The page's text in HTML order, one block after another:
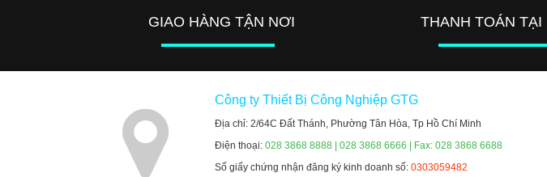
GIAO HÀNG TẬN NƠI THANH TOÁN TẠI
Công ty Thiết Bị Công Nghiệp GTG
Địa chỉ: 2/64C Đất Thánh, Phường Tân Hòa, Tp Hồ Chí Minh
Điện thoại:028 3868 8888 | 028 3868 6666 | Fax: 028 3868 6688
Số giấy chứng nhận đăng ký kinh doanh số:0303059482